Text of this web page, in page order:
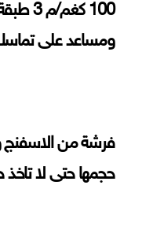
100
ومساعد على تماسك
فرشة من الاسفنج و
حجمها حتى لا تاخذ